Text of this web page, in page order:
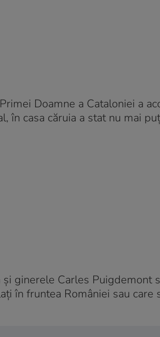
Doamne a Cataloniei a
în casa căruia a stat nu mai
ginerele Carles Puigdemont
în fruntea României sau care